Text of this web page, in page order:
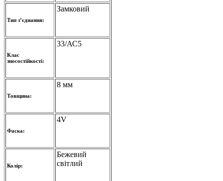
Тип з’єднання:
Замковий
Клас
зносостійкості:
33/АС5
Товщина:
8 мм
Фаска:
4V
Колір:
Бежевий
світлий